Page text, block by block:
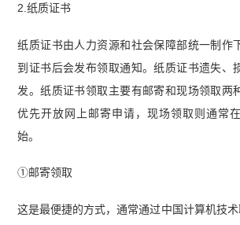
2.纸质证书
纸质证书由人力资源和社会保障部统一制作
到证书后会发布领取通知。纸质证书遗失、
发。纸质证书领取主要有邮寄和现场领取两
优先开放网上邮寄申请，现场领取则通常
始。
①邮寄领取
这是最便捷的方式，通常通过中国计算机技